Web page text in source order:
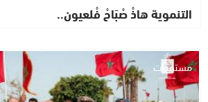
التنموية هاذْ صْبَاحْ فْلعيون..
مستجدات